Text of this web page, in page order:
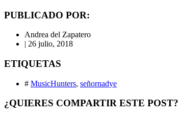
PUBLICADO POR:
Andrea del Zapatero
| 26 julio, 2018
ETIQUETAS
# MusicHunters, señornadye
¿QUIERES COMPARTIR ESTE POST?